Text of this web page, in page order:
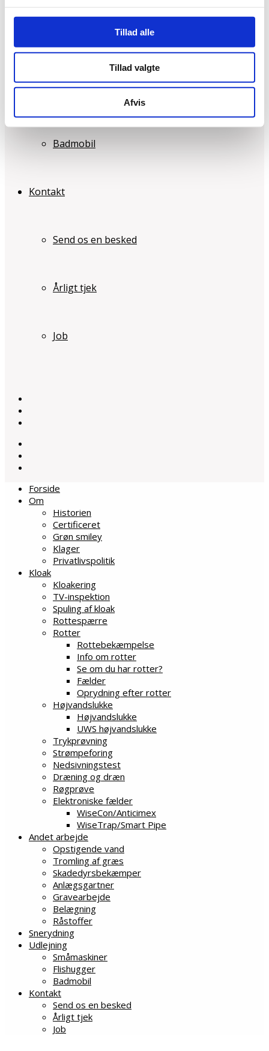
Tillad alle
Tillad valgte
Afvis
Småmaskiner
Badmobil
Kontakt
Send os en besked
Årligt tjek
Job
Forside
Om
Historien
Certificeret
Grøn smiley
Klager
Privatlivspolitik
Kloak
Kloakering
TV-inspektion
Spuling af kloak
Rottespærre
Rotter
Rottebekæmpelse
Info om rotter
Se om du har rotter?
Fælder
Oprydning efter rotter
Højvandslukke
Højvandslukke
UWS højvandslukke
Trykprøvning
Strømpeforing
Nedsivningstest
Dræning og dræn
Røgprøve
Elektroniske fælder
WiseCon/Anticimex
WiseTrap/Smart Pipe
Andet arbejde
Opstigende vand
Tromling af græs
Skadedyrsbekæmper
Anlægsgartner
Gravearbejde
Belægning
Råstoffer
Snerydning
Udlejning
Småmaskiner
Flishugger
Badmobil
Kontakt
Send os en besked
Årligt tjek
Job